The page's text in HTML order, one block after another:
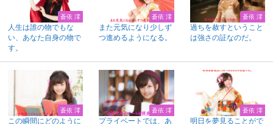
蒼依 澪
人生は誰の物でもな
い、あなた自身の物で
す。
蒼依 澪
また元気になり少しず
つ進めるようになる。
蒼依 澪
過ちを赦すということ
は強さの証なのだ。
蒼依 澪
この瞬間にどのように
蒼依 澪
プライベートでは、あ
蒼依 澪
明日を夢見ることがで